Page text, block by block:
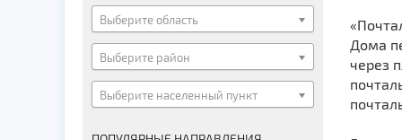
Памятники геодезии
Памятники природы
Памятники известным людям
Церкви
Выберите область
Выберите район
Выберите населенный пункт
Дома
через